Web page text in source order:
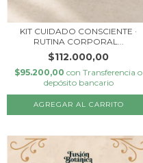
KIT CUIDADO CONSCIENTE ·
RUTINA CORPORAL...
$112.000,00
$95.200,00 con Transferencia o
depósito bancario